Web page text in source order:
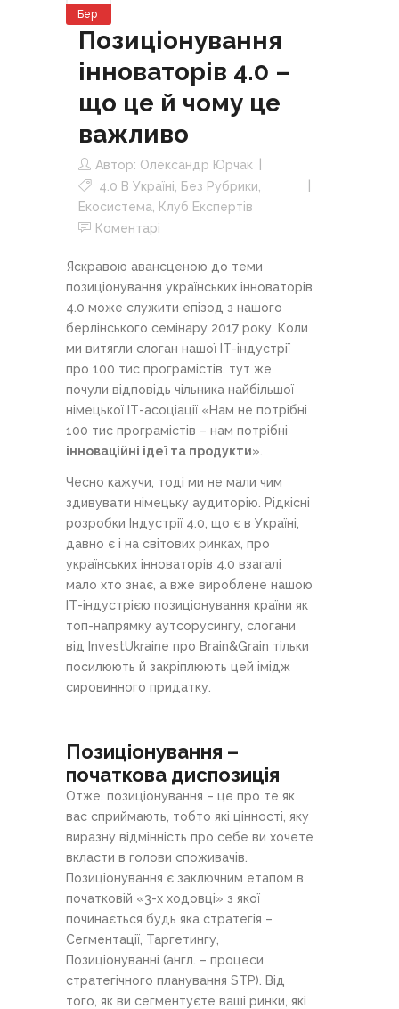
Бер
Позиціонування
інноваторів 4.0 –
що це й чому це
важливо
Автор: Олександр Юрчак
4.0 В Україні
Без Рубрики
Екосистема
Клуб Експертів
Коментарі
Яскравою авансценою до теми
позиціонування українських інноваторів
4.0 може служити епізод з нашого
берлінського семінару 2017 року. Коли
ми витягли слоган нашої ІТ-індустрії
про 100 тис програмістів, тут же
почули відповідь чільника найбільшої
німецької ІТ-асоціації «Нам не потрібні
100 тис програмістів – нам потрібні
інноваційні ідеї та продукти».
Чесно кажучи, тоді ми не мали чим
здивувати німецьку аудиторію. Рідкісні
розробки Індустрії 4.0, що є в Україні,
давно є і на світових ринках, про
українських інноваторів 4.0 взагалі
мало хто знає, а вже вироблене нашою
ІТ-індустрією позиціонування країни як
топ-напрямку аутсорусингу, слогани
від InvestUkraine про Brain&Grain тільки
посилюють й закріплюють цей імідж
сировинного придатку.
Позиціонування –
початкова диспозиція
Отже, позиціонування – це про те як
вас сприймають, тобто які цінності, яку
виразну відмінність про себе ви хочете
вкласти в голови споживачів.
Позиціонування є заключним етапом в
початковій «3-х ходовці» з якої
починається будь яка стратегія –
Сегментації, Таргетингу,
Позиціонуванні (англ. – процеси
стратегічного планування STP). Від
того, як ви сегментуєте ваші ринки, які